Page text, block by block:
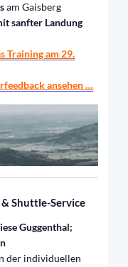
am Gaisberg
sanfter Landung
Training am 29.
ansehen …
Shuttle-Service
Guggenthal;
der individuellen